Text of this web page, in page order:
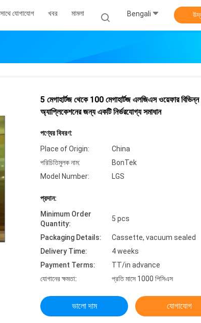
যোগাযোগ খবর মামলা Bengali
5 মেগাহার্টজ থেকে 100 মেগাহার্টজ এলজিএস ওয়েফার বিভিন্ন
অ্যাপ্লিকেশনের জন্য একটি নির্ভরযোগ্য সমাধান
পণ্যের বিবরণ:
Place of Origin:
China
পরিচিতিমুলক নাম:
BonTek
Model Number:
LGS
প্রদান:
Minimum Order
Quantity:
5 pcs
Packaging Details:
Cassette, vacuum sealed
Delivery Time:
4 weeks
Payment Terms:
TT/in advance
যোগানের ক্ষমতা:
প্রতি মাসে 1000 পিসিএস
ভালো দাম যোগাযোগ